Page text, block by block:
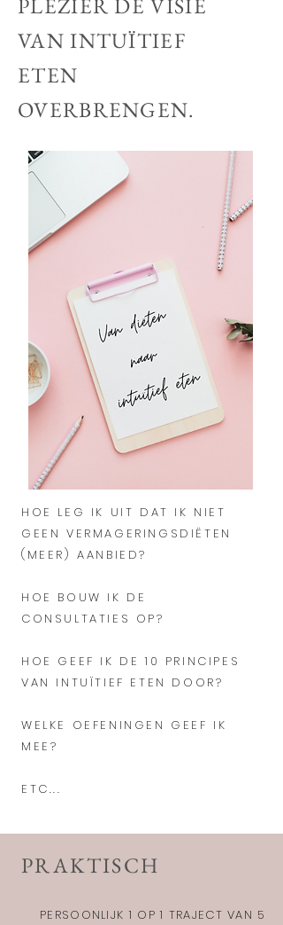
PLEZIER DE VISIE
VAN INTUÏTIEF
ETEN
OVERBRENGEN.
HOE LEG IK UIT DAT IK NIET
GEEN VERMAGERINGSDIËTEN
(MEER) AANBIED?
HOE BOUW IK DE
CONSULTATIES OP?
HOE GEEF IK DE 10 PRINCIPES
VAN INTUÏTIEF ETEN DOOR?
WELKE OEFENINGEN GEEF IK
MEE?
ETC...
PRAKTISCH
PERSOONLIJK 1 OP 1 TRAJECT VAN 5